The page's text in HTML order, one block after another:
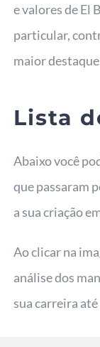
e valores de El
particular,
maior
Lista
Abaixo você
que passaram
a sua criação
Ao clicar na
análise dos
sua carreira